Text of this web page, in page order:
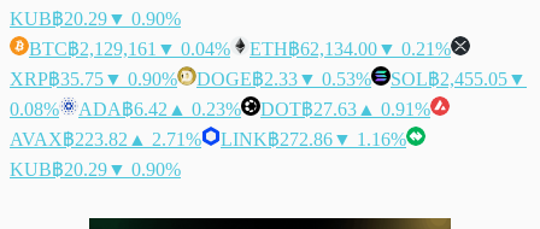
KUB฿20.29▼ 0.90%
BTC฿2,129,161 ▼ 0.04% ETH฿62,134.00▼ 0.21%
XRP฿35.75▼ 0.90% DOGE฿2.33▼ 0.53% SOL฿2,455.05▼
0.08%
ADA฿6.42 ▲ 0.23% DOT฿27.63 ▲ 0.91%
AVAX฿223.82 ▲ 2.71% LINK฿272.86▼ 1.16%
KUB฿20.29▼ 0.90%